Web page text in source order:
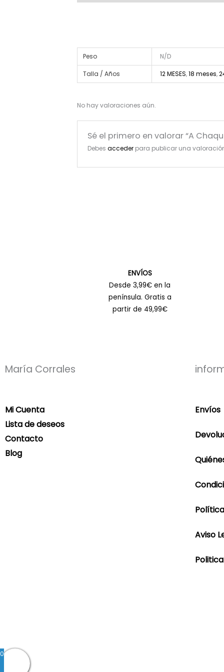
Peso N/D
Talla / Años 12 MESES,18 meses,
No hay valoraciones aún.
Sé el primero en valorar “A
Debesacceder para publicar una
ENVÍOS
Desde 3,99€ en la
península. Gratis a
partir de 49,99€
María Corrales
Mi Cuenta
Lista de deseos
Contacto
Blog
Envíos
Aviso
0